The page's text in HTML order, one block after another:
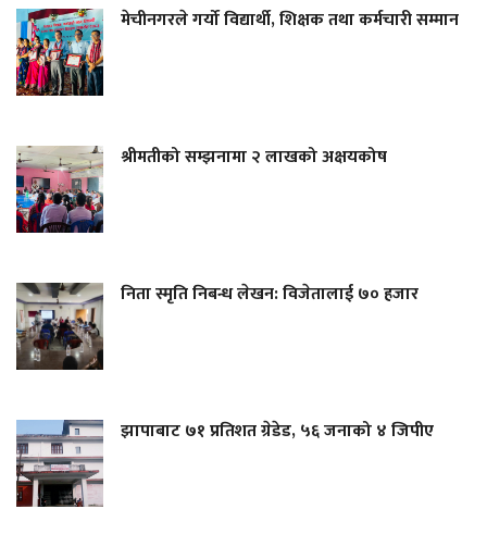
मेचीनगरले गर्यो विद्यार्थी, शिक्षक तथा कर्मचारी सम्मान
श्रीमतीको सम्झनामा २ लाखको अक्षयकोष
निता स्मृति निबन्ध लेखन: विजेतालाई ७० हजार
झापाबाट ७१ प्रतिशत ग्रेडेड, ५६ जनाको ४ जिपीए